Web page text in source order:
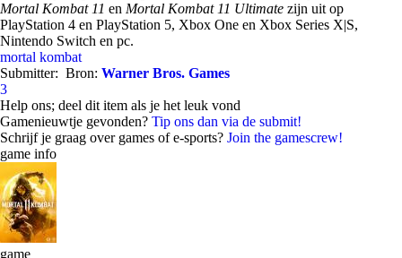
Mortal Kombat 11 en Mortal Kombat 11 Ultimate zijn uit op
PlayStation 4 en PlayStation 5, Xbox One en Xbox Series X|S,
Nintendo Switch en pc.
mortal kombat
Submitter: Bron: Warner Bros. Games
3
Help ons; deel dit item als je het leuk vond
Gamenieuwtje gevonden? Tip ons dan via de submit!
Schrijf je graag over games of e-sports? Join the gamescrew!
game info
game